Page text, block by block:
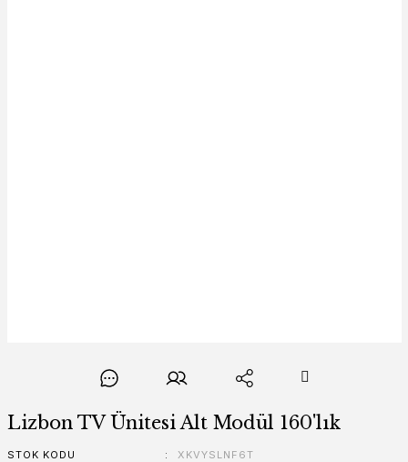
Lizbon TV Ünitesi Alt Modül 160'lık
STOK KODU
XKVYSLNF6T